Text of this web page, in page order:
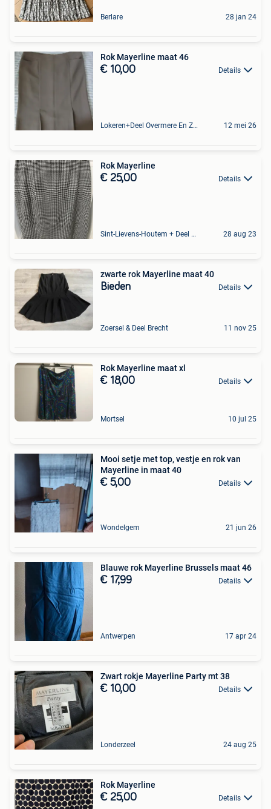
Berlare 28 jan 24
Rok Mayerline maat 46
€ 10,00 Details
Lokeren+Deel Overmere En Zele 12 mei 26
Rok Mayerline
€ 25,00 Details
Sint-Lievens-Houtem + Deel Oombergen 28 aug 23
zwarte rok Mayerline maat 40
Bieden Details
Zoersel & Deel Brecht 11 nov 25
Rok Mayerline maat xl
€ 18,00 Details
Mortsel 10 jul 25
Mooi setje met top, vestje en rok van
Mayerline in maat 40
€ 5,00 Details
Wondelgem 21 jun 26
Blauwe rok Mayerline Brussels maat 46
€ 17,99 Details
Antwerpen 17 apr 24
Zwart rokje Mayerline Party mt 38
€ 10,00 Details
Londerzeel 24 aug 25
Rok Mayerline
€ 25,00 Details